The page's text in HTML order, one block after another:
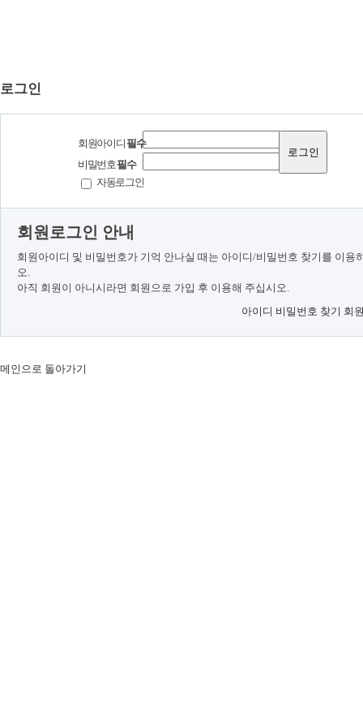
로그인
회원아이디 필수
비밀번호필수
자동로그인
회원로그인 안내
회원아이디 및 비밀번호가 기억 안나실 때는 아이디/비밀번호 찾기를 이용
오.
아직 회원이 아니시라면 회원으로 가입 후 이용해 주십시오.
아이디 비밀번호 찾기 회
메인으로 돌아가기